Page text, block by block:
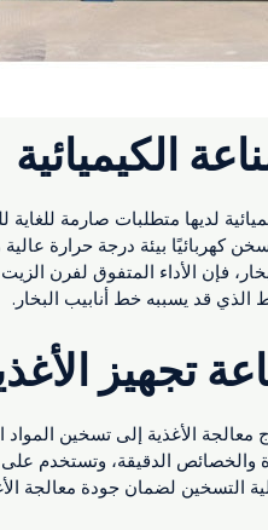
الكيميائية
لديها متطلبات صارمة
كهربائيًا بيئة درجة حرارة
فإن الأداء المتفوق لفرن
الذي قد يسببه خط أنابيب البخار.
تجهيز
معالجة الأغذية إلى تسخين
والخصائص الدقيقة، وتستخدم
التسخين لضمان جودة معالجة